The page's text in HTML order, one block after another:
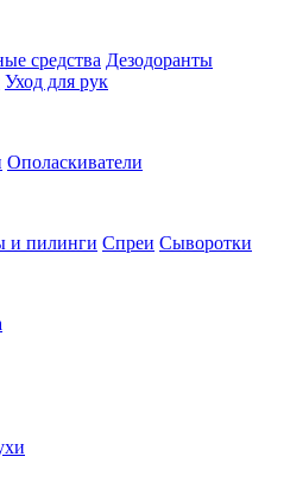
средства Дезодоранты
Уход для рук
Ополаскиватели
и пилинги Спреи Сыворотки